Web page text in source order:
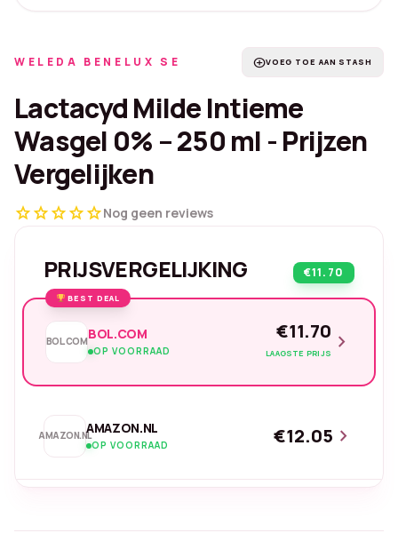
WELEDA BENELUX SE add_circleVOEG TOE AAN STASH
Lactacyd Milde Intieme
Wasgel 0% – 250 ml - Prijzen
Vergelijken
starstarstarstarstarNog geen reviews
PRIJSVERGELIJKING €11.70
BEST DEAL
BOL.COMBOL.COM
OP VOORRAAD
€11.70
LAAGSTE PRIJS chevron_right
AMAZON.NLAMAZON.NL
OP VOORRAAD €12.05 chevron_right